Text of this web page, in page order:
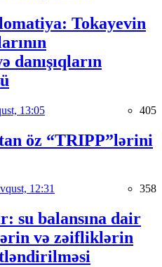
Tokayevin
danışıqların
13:05 405
öz “TRIPP”lərini
12:31 358
su balansına dair
və zəifliklərin